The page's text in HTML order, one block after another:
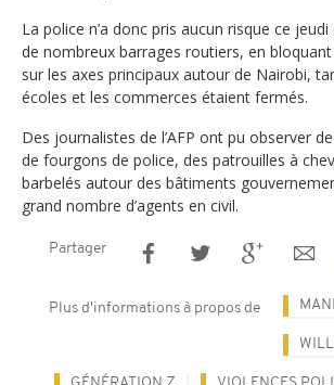
La police n’a donc pris aucun risque ce
de nombreux barrages routiers, en
sur les axes principaux autour de Nairobi,
écoles et les commerces étaient fermés.
Des journalistes de l’AFP ont pu observer
de fourgons de police, des patrouilles à
barbelés autour des bâtiments
grand nombre d’agents en civil.
Partager
Plus d'informations à propos de